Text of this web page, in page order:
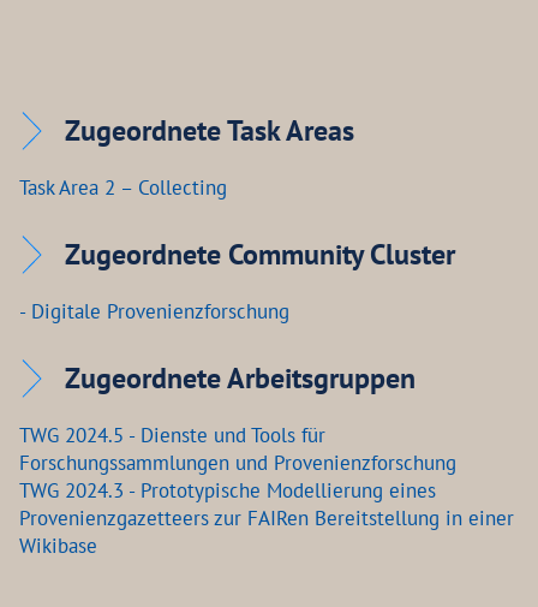
Zugeordnete Task Areas
Task Area 2 – Collecting
Zugeordnete Community Cluster
- Digitale Provenienzforschung
Zugeordnete Arbeitsgruppen
TWG 2024.5 - Dienste und Tools für
Forschungssammlungen und Provenienzforschung
TWG 2024.3 - Prototypische Modellierung eines
Provenienzgazetteers zur FAIRen Bereitstellung in einer
Wikibase